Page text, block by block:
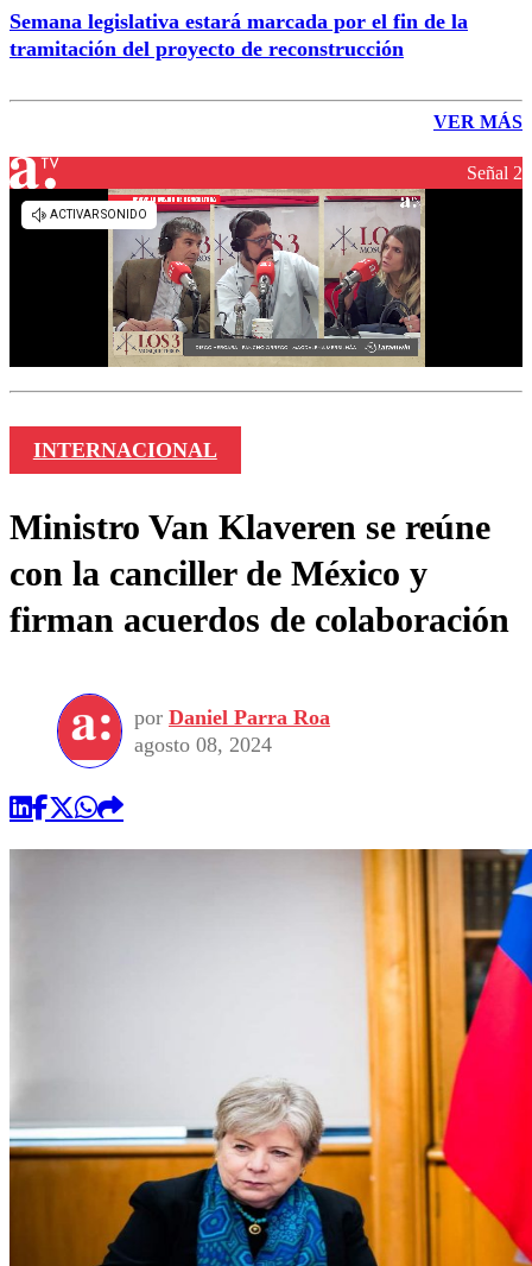
Semana legislativa estará marcada por el fin de la
tramitación del proyecto de reconstrucción
VER MÁS
Señal 2
INTERNACIONAL
Ministro Van Klaveren se reúne
con la canciller de México y
firman acuerdos de colaboración
por Daniel Parra Roa
agosto 08, 2024